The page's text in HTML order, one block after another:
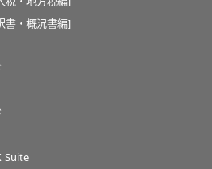
書・概況書編]
Suite